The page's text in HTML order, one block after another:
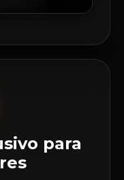
para